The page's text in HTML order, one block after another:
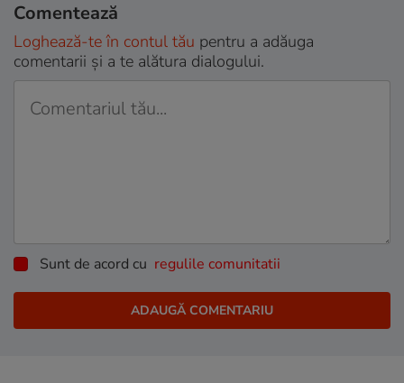
Comentează
Loghează-te în contul tău pentru a adăuga
comentarii și a te alătura dialogului.
Sunt de acord cu regulile comunitatii